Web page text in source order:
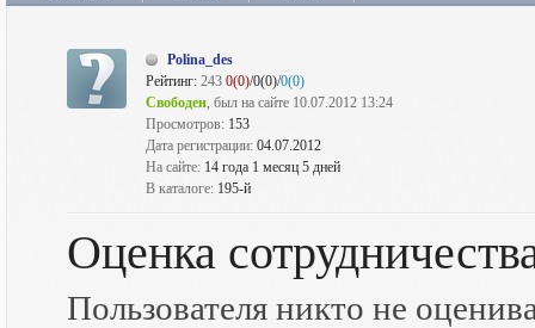
Polina_des
Рейтинг: 243 0(0)/0(0)/0(0)
Свободен, был на сайте 10.07.2012 13:24
Просмотров: 153
Дата регистрации: 04.07.2012
На сайте: 14 года 1 месяц 5 дней
В каталоге: 195-й
Оценка
Пользователя никто не